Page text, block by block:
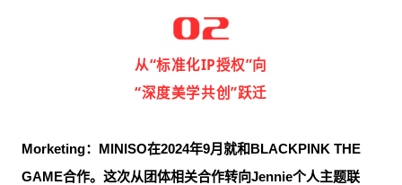
从“标准化IP授权”向
“深度美学共创”跃迁
Morketing： MINISO在2024年9月就和BLACKPINK THE
GAME合作。这次从团体相关合作转向Jennie个人主题联